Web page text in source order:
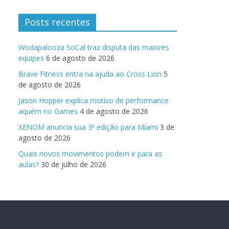
Posts recentes
Wodapalooza SoCal traz disputa das maiores
equipes 6 de agosto de 2026
Brave Fitness entra na ajuda ao Cross Lion 5
de agosto de 2026
Jason Hopper explica motivo de performance
aquém no Games 4 de agosto de 2026
XENOM anuncia sua 3ª edição para Miami 3 de
agosto de 2026
Quais novos movimentos podem ir para as
aulas? 30 de julho de 2026